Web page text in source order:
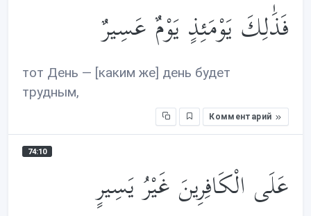
فَذَ‌ٰلِكَ يَوْمَئِذٍ يَوْمٌ عَسِيرٌ
тот День — [каким же] день будет
трудным,
Комментарий
74:10
عَلَى الْكَافِرِينَ غَيْرُ يَسِيرٍ